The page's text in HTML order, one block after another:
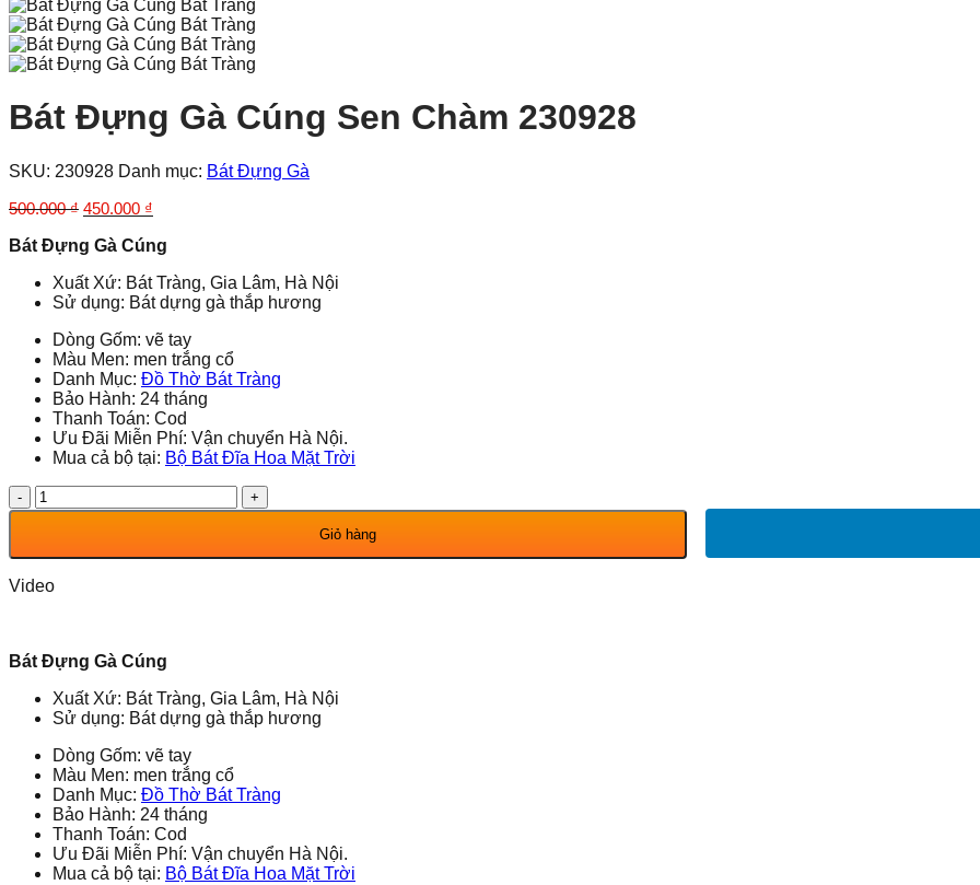
Bát Đựng Gà Cúng Sen Chàm 230928
SKU: 230928 Danh mục: Bát Đựng Gà
500.000₫ Giá
là:
450.000 ₫
tại
450.000 ₫.
Bát Đựng Gà Cúng
Xuất Xứ: Bát Tràng, Gia Lâm, Hà Nội
Sử dụng: Bát dựng gà thắp hương
Dòng Gốm: vẽ tay
Màu Men: men trắng cổ
Danh Mục: Đồ Thờ Bát Tràng
Bảo Hành: 24 tháng
Thanh Toán: Cod
Ưu Đãi Miễn Phí: Vận chuyển Hà Nội.
Mua cả bộ tại: Bộ Bát Đĩa Hoa Mặt Trời
Bát
Đựng
Cúng
Chàm
lượng
Giỏ hàng
Video
Bát Đựng Gà Cúng
Xuất Xứ: Bát Tràng, Gia Lâm, Hà Nội
Sử dụng: Bát dựng gà thắp hương
Dòng Gốm: vẽ tay
Màu Men: men trắng cổ
Danh Mục: Đồ Thờ Bát Tràng
Bảo Hành: 24 tháng
Thanh Toán: Cod
Ưu Đãi Miễn Phí: Vận chuyển Hà Nội.
Mua cả bộ tại: Bộ Bát Đĩa Hoa Mặt Trời